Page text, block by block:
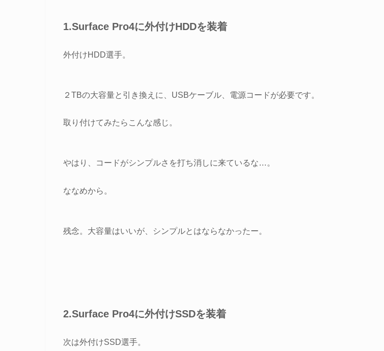
1.Surface Pro4に外付けHDDを装着
外付けHDD選手。
２TBの大容量と引き換えに、USBケーブル、電源コードが必要です。
取り付けてみたらこんな感じ。
やはり、コードがシンプルさを打ち消しに来ているな…。
ななめから。
残念。大容量はいいが、シンプルとはならなかったー。
2.Surface Pro4に外付けSSDを装着
次は外付けSSD選手。